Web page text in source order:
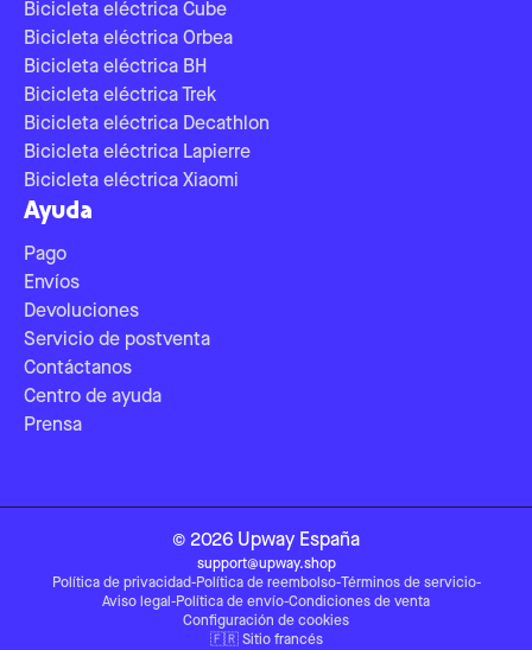
Bicicleta eléctrica Cube
Bicicleta eléctrica Orbea
Bicicleta eléctrica BH
Bicicleta eléctrica Trek
Bicicleta eléctrica Decathlon
Bicicleta eléctrica Lapierre
Bicicleta eléctrica Xiaomi
Ayuda
Pago
Envíos
Devoluciones
Servicio de postventa
Contáctanos
Centro de ayuda
Prensa
© 2026 Upway España
support@upway.shop
Política de privacidad-Política de reembolso-Términos de servicio-
Aviso legal -Política de envío-Condiciones de venta
Configuración de cookies
🇫🇷 Sitio francés